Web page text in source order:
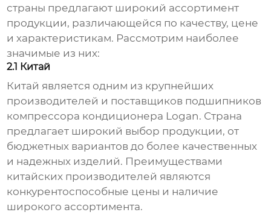
страны предлагают широкий ассортимент
продукции, различающейся по качеству, цене
и характеристикам. Рассмотрим наиболее
значимые из них:
2.1 Китай
Китай является одним из крупнейших
производителей и поставщиков подшипников
компрессора кондиционера Logan. Страна
предлагает широкий выбор продукции, от
бюджетных вариантов до более качественных
и надежных изделий. Преимуществами
китайских производителей являются
конкурентоспособные цены и наличие
широкого ассортимента.